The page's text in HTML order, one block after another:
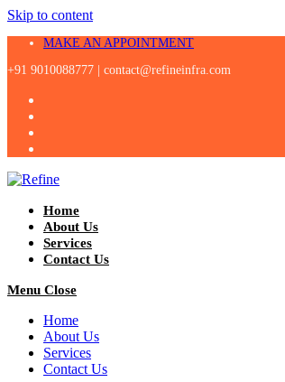
Skip to content
MAKE AN APPOINTMENT
+91 9010088777 | contact@refineinfra.com
Home
About Us
Services
Contact Us
Menu Close
Home
About Us
Services
Contact Us